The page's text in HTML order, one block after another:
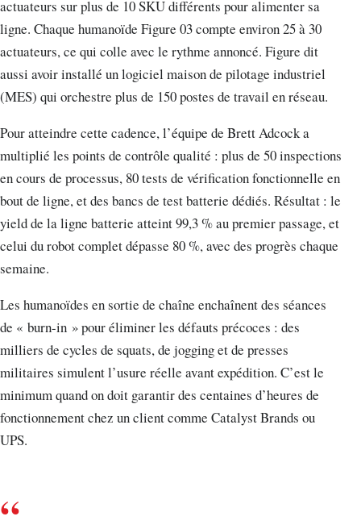
actuateurs sur plus de 10 SKU différents pour alimenter sa
ligne. Chaque humanoïde Figure 03 compte environ 25 à 30
actuateurs, ce qui colle avec le rythme annoncé. Figure dit
aussi avoir installé un logiciel maison de pilotage industriel
(MES) qui orchestre plus de 150 postes de travail en réseau.
Pour atteindre cette cadence, l’équipe de Brett Adcock a
multiplié les points de contrôle qualité : plus de 50 inspections
en cours de processus, 80 tests de vérification fonctionnelle en
bout de ligne, et des bancs de test batterie dédiés. Résultat : le
yield de la ligne batterie atteint 99,3 % au premier passage, et
celui du robot complet dépasse 80 %, avec des progrès chaque
semaine.
Les humanoïdes en sortie de chaîne enchaînent des séances
de « burn-in » pour éliminer les défauts précoces : des
milliers de cycles de squats, de jogging et de presses
militaires simulent l’usure réelle avant expédition. C’est le
minimum quand on doit garantir des centaines d’heures de
fonctionnement chez un client comme Catalyst Brands ou
UPS.